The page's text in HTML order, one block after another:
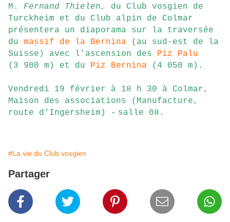
M. Fernand Thielen, du Club vosgien de
Turckheim et du Club alpin de Colmar
présentera un diaporama sur la traversée
du massif de la Bernina (au sud-est de la
Suisse) avec l’ascension des Piz Palu
(3 900 m) et du Piz Bernina (4 050 m).
Vendredi 19 février à 18 h 30 à Colmar,
Maison des associations (Manufacture,
route d'Ingersheim) - salle 08.
#La vie du Club vosgien
Partager